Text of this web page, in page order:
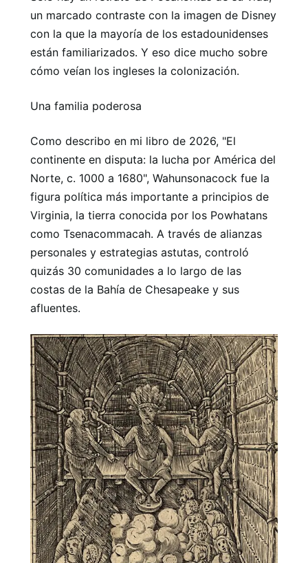
un marcado contraste con la imagen de Disney
con la que la mayoría de los estadounidenses
están familiarizados. Y eso dice mucho sobre
cómo veían los ingleses la colonización.
Una familia poderosa
Como describo en mi libro de 2026, "El
continente en disputa: la lucha por América del
Norte, c. 1000 a 1680", Wahunsonacock fue la
figura política más importante a principios de
Virginia, la tierra conocida por los Powhatans
como Tsenacommacah. A través de alianzas
personales y estrategias astutas, controló
quizás 30 comunidades a lo largo de las
costas de la Bahía de Chesapeake y sus
afluentes.